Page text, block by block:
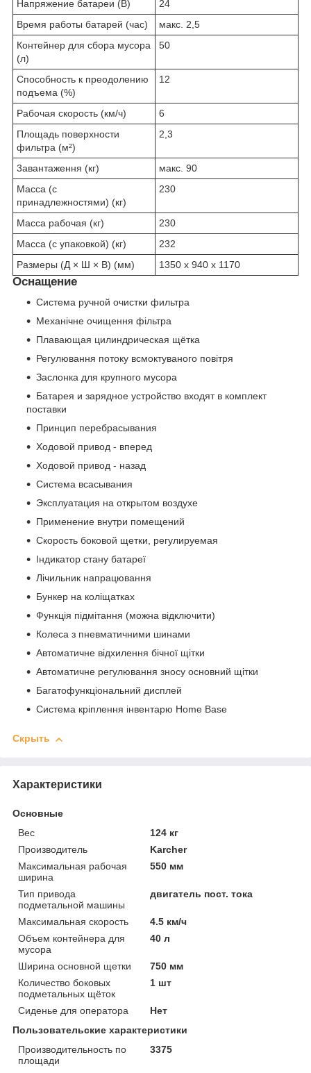
Напряжение батареи (В)
24
Время работы батарей (час)
макс. 2,5
Контейнер для сбора мусора
(л)
50
Способность к преодолению
подъема (%)
12
Рабочая скорость (км/ч)
6
Площадь поверхности
фильтра (м²)
2,3
3авантаження (кг)
макс. 90
Масса (с
принадлежностями) (кг)
230
Масса рабочая (кг)
230
Масса (с упаковкой) (кг)
232
Размеры (Д × Ш × В) (мм)
1350 x 940 x 1170
Оснащение
Система ручной очистки фильтра
Механічне очищення фільтра
Плавающая цилиндрическая щётка
Регулювання потоку всмоктуваного повітря
Заслонка для крупного мусора
Батарея и зарядное устройство входят в комплект
поставки
Принцип перебрасывания
Ходовой привод - вперед
Ходовой привод - назад
Система всасывания
Эксплуатация на открытом воздухе
Применение внутри помещений
Скорость боковой щетки, регулируемая
Індикатор стану батареї
Лічильник напрацювання
Бункер на коліщатках
Функція підмітання (можна відключити)
Колеса з пневматичними шинами
Автоматичне відхилення бічної щітки
Автоматичне регулювання зносу основний щітки
Багатофункціональний дисплей
Система кріплення інвентарю Home Base
Скрыть
Характеристики
Основные
Вес
124 кг
Производитель
Karcher
Максимальная рабочая
ширина
550 мм
Тип привода
подметальной машины
двигатель пост. тока
Максимальная скорость
4.5 км/ч
Объем контейнера для
мусора
40 л
Ширина основной щетки
750 мм
Количество боковых
подметальных щёток
1 шт
Сиденье для оператора
Нет
Пользовательские характеристики
Производительность по
площади
3375